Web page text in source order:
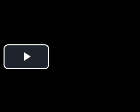
Play Video